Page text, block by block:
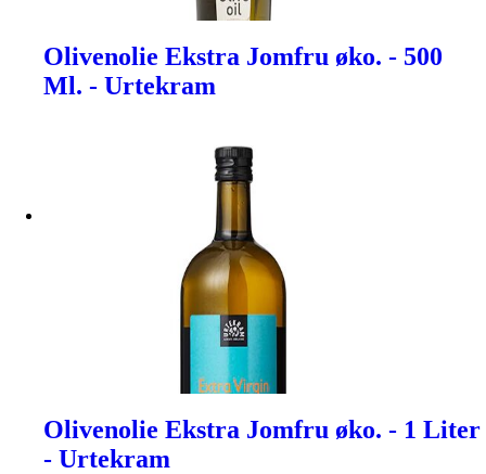
Olivenolie Ekstra Jomfru øko. - 500
Ml. - Urtekram
Olivenolie Ekstra Jomfru øko. - 1 Liter
- Urtekram